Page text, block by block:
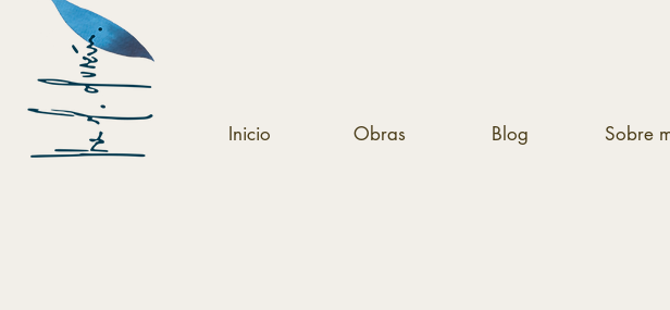
Inicio Obras Blog Sobre